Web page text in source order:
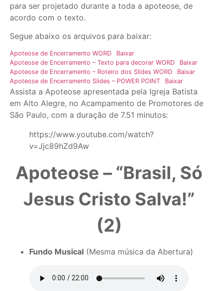
para ser projetado durante a toda a apoteose, de
acordo com o texto.
Segue abaixo os arquivos para baixar:
Apoteose de Encerramento WORD
Baixar
Apoteose de Encerramento – Texto para decorar WORD
Baixar
Apoteose de Encerramento – Roteiro dos Slides WORD
Baixar
Apoteose de Encerramento Slides – POWER POINT
Baixar
Assista a Apoteose apresentada pela Igreja Batista
em Alto Alegre, no Acampamento de Promotores de
São Paulo, com a duração de 7.51 minutos:
https://www.youtube.com/watch?
v=Jjc89hZd9Aw
Apoteose – “Brasil, Só
Jesus Cristo Salva!”
(2)
Fundo Musical (Mesma música da Abertura)